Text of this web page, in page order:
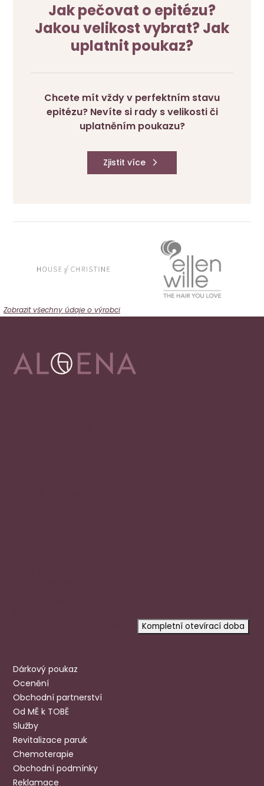
Zobrazit všechny údaje o výrobci
Jak pečovat o epitézu?
Jakou velikost vybrat? Jak
uplatnit poukaz?
Chcete mít vždy v perfektním stavu
epitézu? Nevíte si rady s velikosti či
uplatněním poukazu?
Zjistit více
Kompletní otevírací doba
Dárkový poukaz
Ocenění
Obchodní partnerství
Od MĚ k TOBĚ
Služby
Revitalizace paruk
Chemoterapie
Obchodní podmínky
Reklamace